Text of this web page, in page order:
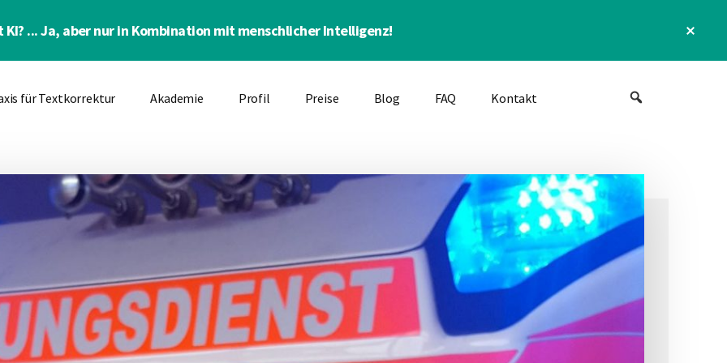
... Ja, aber nur in Kombination mit menschlicher Intelligenz!
für Textkorrektur Akademie Profil Preise Blog FAQ Kontakt